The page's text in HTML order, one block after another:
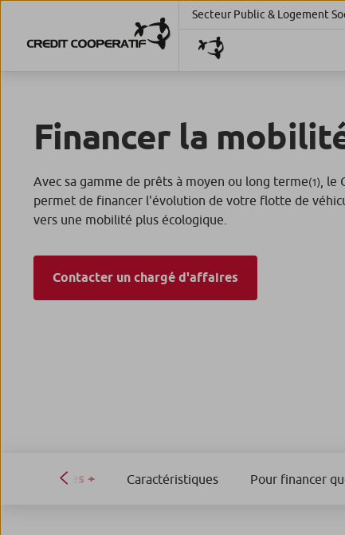
Secteur Public & Logement
Financer la
Avec sa gamme de prêts à moyen ou long terme(1) ,
permet de financer l'évolution de votre flotte de
vers une mobilité plus écologique.
Contacter un chargé d'affaires
Les + Caractéristiques Pour financer